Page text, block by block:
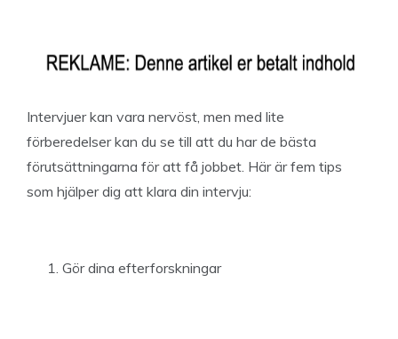
Intervjuer kan vara nervöst, men med lite
förberedelser kan du se till att du har de bästa
förutsättningarna för att få jobbet. Här är fem tips
som hjälper dig att klara din intervju:
Gör dina efterforskningar